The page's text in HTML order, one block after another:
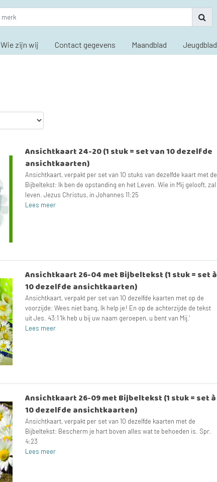
Wie zijn wij Contact gegevens Maandblad Jeugdblad
Ansichtkaart 24-20 (1 stuk = set van 10 dezelfde
ansichtkaarten)
Ansichtkaart, verpakt per set van 10 stuks van dezelfde kaart met de
Bijbeltekst: Ik ben de opstanding en het Leven. Wie in Mij gelooft, zal
leven. Jezus Christus, in Johannes 11:25
Lees meer
Ansichtkaart 26-04 met Bijbeltekst (1 stuk = set à
10 dezelfde ansichtkaarten)
Ansichtkaart, verpakt per set van 10 dezelfde kaarten met op de
voorzijde: Wees niet bang, Ik help je! En op de achterzijde de tekst
uit Jes. 43:1 'Ik heb u bij uw naam geroepen, u bent van Mij.'
Lees meer
Ansichtkaart 26-09 met Bijbeltekst (1 stuk = set à
10 dezelfde ansichtkaarten)
Ansichtkaart, verpakt per set van 10 dezelfde kaarten met de
Bijbeltekst: Bescherm je hart boven alles wat te behoeden is. Spr.
4:23
Lees meer